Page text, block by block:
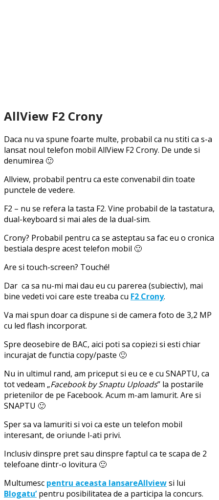
AllView F2 Crony
Daca nu va spune foarte multe, probabil ca nu stiti ca s-a
lansat noul telefon mobil AllView F2 Crony. De unde si
denumirea 🙂
Allview, probabil pentru ca este convenabil din toate
punctele de vedere.
F2 – nu se refera la tasta F2. Vine probabil de la tastatura,
dual-keyboard si mai ales de la dual-sim.
Crony? Probabil pentru ca se asteptau sa fac eu o cronica
bestiala despre acest telefon mobil 🙂
Are si touch-screen? Touché!
Dar ca sa nu-mi mai dau eu cu parerea (subiectiv), mai
bine vedeti voi care este treaba cu F2 Crony.
Va mai spun doar ca dispune si de camera foto de 3,2 MP
cu led flash incorporat.
Spre deosebire de BAC, aici poti sa copiezi si esti chiar
incurajat de functia copy/paste 🙂
Nu in ultimul rand, am priceput si eu ce e cu SNAPTU, ca
tot vedeam „Facebook by Snaptu Uploads” la postarile
prietenilor de pe Facebook. Acum m-am lamurit. Are si
SNAPTU 🙂
Sper sa va lamuriti si voi ca este un telefon mobil
interesant, de oriunde l-ati privi.
Inclusiv dinspre pret sau dinspre faptul ca te scapa de 2
telefoane dintr-o lovitura 🙂
Multumesc pentru aceasta lansareAllviewsi lui
Blogatu’pentru posibilitatea de a participa la concurs.